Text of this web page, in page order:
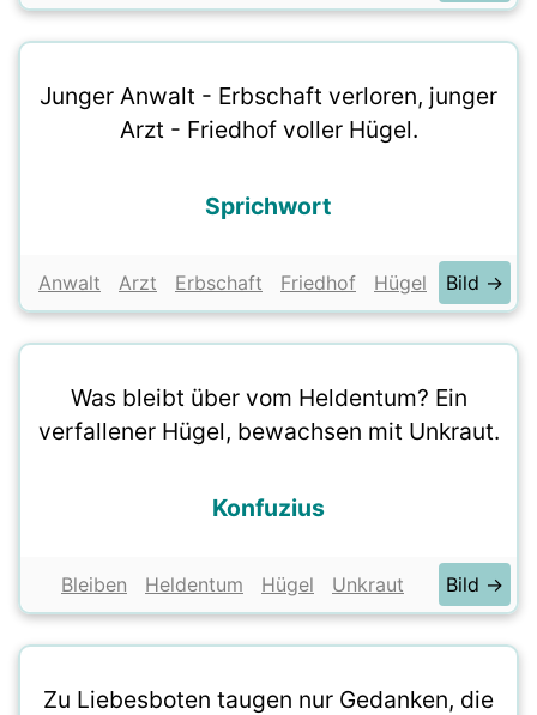
Junger Anwalt - Erbschaft verloren, junger
Arzt - Friedhof voller Hügel.
Sprichwort
Anwalt Arzt Erbschaft Friedhof Hügel Bild →
Was bleibt über vom Heldentum? Ein
verfallener Hügel, bewachsen mit Unkraut.
Konfuzius
Bleiben Heldentum Hügel Unkraut Bild →
Zu Liebesboten taugen nur Gedanken, die